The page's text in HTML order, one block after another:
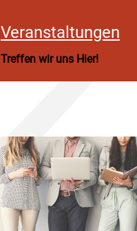
Veranstaltungen
Treffen wir uns Hier!